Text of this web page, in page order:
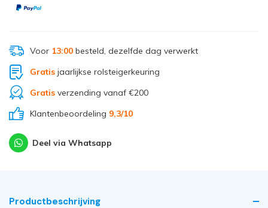
Voor 13:00besteld, dezelfde dag verwerkt
Gratisjaarlijkse rolsteigerkeuring
Gratisverzending vanaf €200
Klantenbeoordeling 9,3/10
Deel via Whatsapp
Productbeschrijving